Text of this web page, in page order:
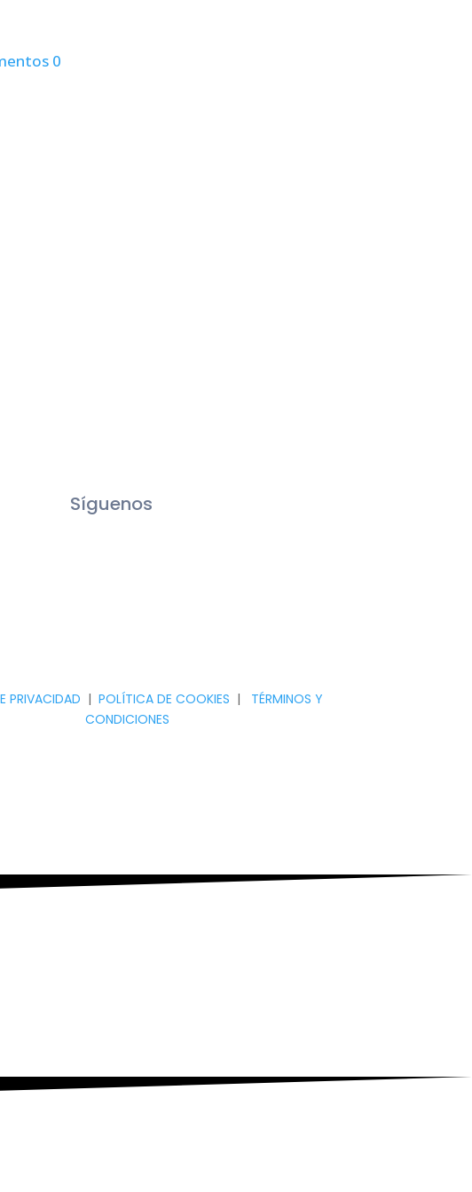
0
Síguenos
PRIVACIDAD | POLÍTICA DE COOKIES | TÉRMINOS Y
CONDICIONES